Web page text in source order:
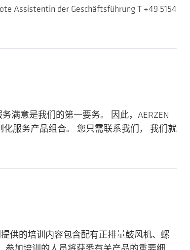
Assistentin der Geschäftsführung T +49 5154
满意是我们的第一要务。 因此，AERZEN
服务产品组合。 您只需联系我们， 我们就
供的培训内容包含配有正排量鼓风机、螺